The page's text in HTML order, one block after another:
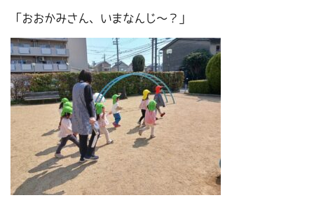
「おおかみさん、いまなんじ～？」